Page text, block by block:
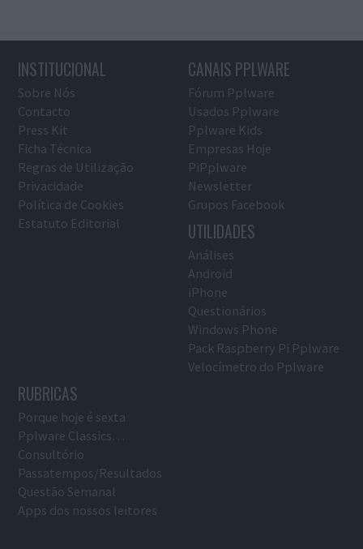
INSTITUCIONAL
Sobre Nós
Contacto
Press Kit
Ficha Técnica
Regras de Utilização
Privacidade
Política de Cookies
Estatuto Editorial
CANAIS PPLWARE
Fórum Pplware
Usados Pplware
Pplware Kids
Empresas Hoje
PiPplware
Newsletter
Grupos Facebook
UTILIDADES
Análises
Android
iPhone
Questionários
Windows Phone
Pack Raspberry Pi Pplware
Velocímetro do Pplware
RUBRICAS
Porque hoje é sexta
Pplware Classics…
Consultório
Passatempos/Resultados
Questão Semanal
Apps dos nossos leitores